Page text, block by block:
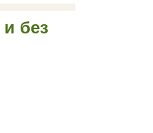
без